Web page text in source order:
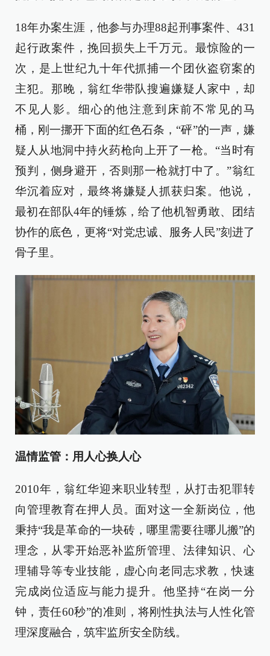
18年办案生涯，他参与办理88起刑事案件、431
起行政案件，挽回损失上千万元。最惊险的一
次，是上世纪九十年代抓捕一个团伙盗窃案的
主犯。那晚，翁红华带队搜遍嫌疑人家中，却
不见人影。细心的他注意到床前不常见的马
桶，刚一挪开下面的红色石条，“砰”的一声，嫌
疑人从地洞中持火药枪向上开了一枪。“当时有
预判，侧身避开，否则那一枪就打中了。”翁红
华沉着应对，最终将嫌疑人抓获归案。他说，
最初在部队4年的锤炼，给了他机智勇敢、团结
协作的底色，更将“对党忠诚、服务人民”刻进了
骨子里。
温情监管：用人心换人心
2010年，翁红华迎来职业转型，从打击犯罪转
向管理教育在押人员。面对这一全新岗位，他
秉持“我是革命的一块砖，哪里需要往哪儿搬”的
理念，从零开始恶补监所管理、法律知识、心
理辅导等专业技能，虚心向老同志求教，快速
完成岗位适应与能力提升。他坚持“在岗一分
钟，责任60秒”的准则，将刚性执法与人性化管
理深度融合，筑牢监所安全防线。